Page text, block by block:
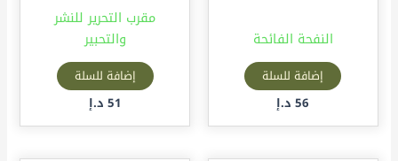
النفحة الفائحة
إضافة للسلة
56 د.إ
مقرب التحرير للنشر
والتحبير
إضافة للسلة
51 د.إ